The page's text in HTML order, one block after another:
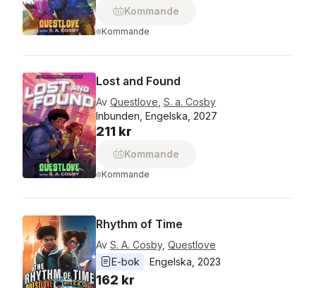
Kommande
Kommande
Lost and Found
Av Questlove S. a. Cosby
Inbunden, Engelska, 2027
211 kr
Kommande
Kommande
Rhythm of Time
Av S. A. Cosby, Questlove
E-bok
Engelska 2023
162 kr